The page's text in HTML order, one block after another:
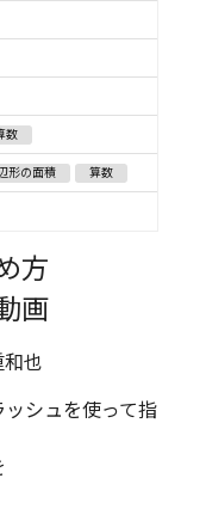
数
形の面積 算数
方
画
也
シュを使って指